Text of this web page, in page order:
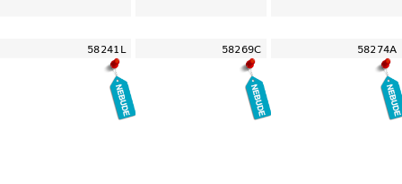
58241L 58269C 58274A